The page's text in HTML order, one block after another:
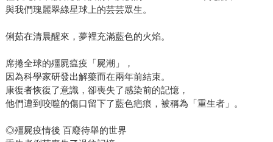
與我們瑰麗翠綠星球上的芸芸眾生。
俐茹在清晨醒來，夢裡充滿藍色的火焰。
席捲全球的殭屍瘟疫「屍潮」，
因為科學家研發出解藥而在兩年前結束。
康復者恢復了意識，卻喪失了感染前的記憶，
他們遭到咬噬的傷口留下了藍色疤痕，被稱為「重生者」。
◎殭屍疫情後 百廢待舉的世界